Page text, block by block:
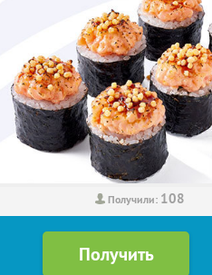
Получили: 108